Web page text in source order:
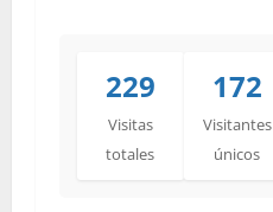
229
Visitas
totales
172
Visitantes
únicos